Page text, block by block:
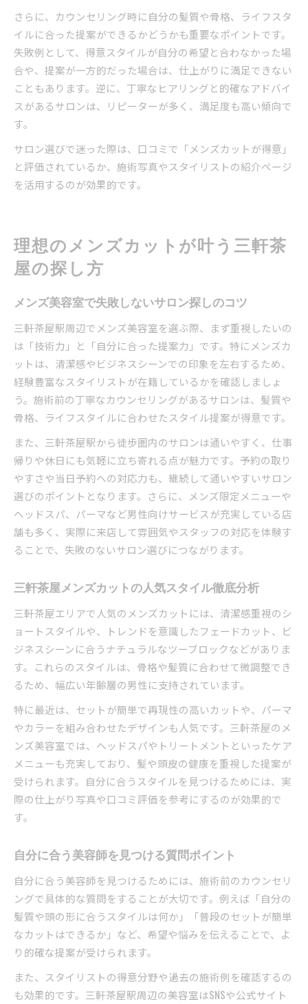
さらに、カウンセリング時に自分の髪質や骨格、ライフスタ
イルに合った提案ができるかどうかも重要なポイントです。
失敗例として、得意スタイルが自分の希望と合わなかった場
合や、提案が一方的だった場合は、仕上がりに満足できない
こともあります。逆に、丁寧なヒアリングと的確なアドバイ
スがあるサロンは、リピーターが多く、満足度も高い傾向で
す。
サロン選びで迷った際は、口コミで「メンズカットが得意」
と評価されているか、施術写真やスタイリストの紹介ページ
を活用するのが効果的です。
理想のメンズカットが叶う三軒茶
屋の探し方
メンズ美容室で失敗しないサロン探しのコツ
三軒茶屋駅周辺でメンズ美容室を選ぶ際、まず重視したいの
は「技術力」と「自分に合った提案力」です。特にメンズカ
ットは、清潔感やビジネスシーンでの印象を左右するため、
経験豊富なスタイリストが在籍しているかを確認しましょ
う。施術前の丁寧なカウンセリングがあるサロンは、髪質や
骨格、ライフスタイルに合わせたスタイル提案が得意です。
また、三軒茶屋駅から徒歩圏内のサロンは通いやすく、仕事
帰りや休日にも気軽に立ち寄れる点が魅力です。予約の取り
やすさや当日予約への対応力も、継続して通いやすいサロン
選びのポイントとなります。さらに、メンズ限定メニューや
ヘッドスパ、パーマなど男性向けサービスが充実している店
舗も多く、実際に来店して雰囲気やスタッフの対応を体験す
ることで、失敗のないサロン選びにつながります。
三軒茶屋メンズカットの人気スタイル徹底分析
三軒茶屋エリアで人気のメンズカットには、清潔感重視のシ
ョートスタイルや、トレンドを意識したフェードカット、ビ
ジネスシーンに合うナチュラルなツーブロックなどがありま
す。これらのスタイルは、骨格や髪質に合わせて微調整でき
るため、幅広い年齢層の男性に支持されています。
特に最近は、セットが簡単で再現性の高いカットや、パーマ
やカラーを組み合わせたデザインも人気です。三軒茶屋のメ
ンズ美容室では、ヘッドスパやトリートメントといったケア
メニューも充実しており、髪や頭皮の健康を重視した提案が
受けられます。自分に合うスタイルを見つけるためには、実
際の仕上がり写真や口コミ評価を参考にするのが効果的で
す。
自分に合う美容師を見つける質問ポイント
自分に合う美容師を見つけるためには、施術前のカウンセリ
ングで具体的な質問をすることが大切です。例えば「自分の
髪質や頭の形に合うスタイルは何か」「普段のセットが簡単
なカットはできるか」など、希望や悩みを伝えることで、よ
り的確な提案が受けられます。
また、スタイリストの得意分野や過去の施術例を確認するの
も効果的です。三軒茶屋駅周辺の美容室はSNSや公式サイト